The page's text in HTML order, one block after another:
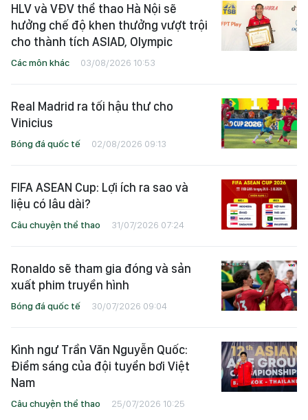
HLV và VĐV thể thao Hà Nội sẽ
hưởng chế độ khen thưởng vượt trội
cho thành tích ASIAD, Olympic
Các môn khác 03/08/2026 10:53
Real Madrid ra tối hậu thư cho
Vinicius
Bóng đá quốc tế 02/08/2026 09:13
FIFA ASEAN Cup: Lợi ích ra sao và
liệu có lâu dài?
Câu chuyện thể thao 31/07/2026 07:24
Ronaldo sẽ tham gia đóng và sản
xuất phim truyền hình
Bóng đá quốc tế 30/07/2026 09:04
Kình ngư Trần Văn Nguyễn Quốc:
Điểm sáng của đội tuyển bơi Việt
Nam
Câu chuyện thể thao 25/07/2026 10:25